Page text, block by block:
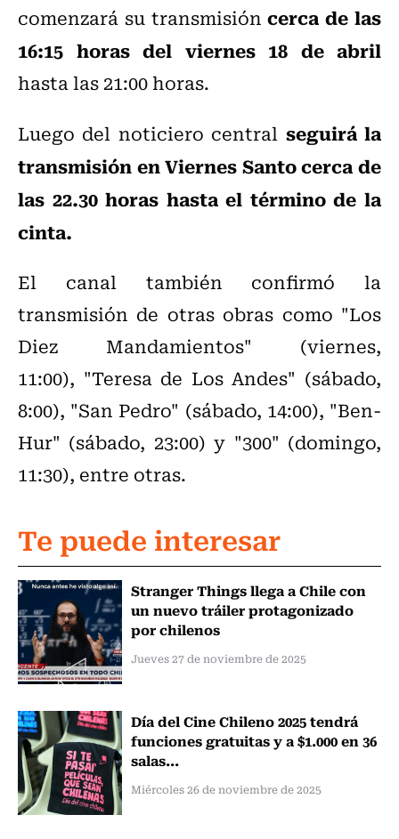
comenzará su transmisióncerca de las
16:15 horas del viernes 18 de abril
hasta las 21:00 horas.
Luego del noticiero central seguirá la
transmisión en Viernes Santo cerca de
las 22.30 horas hasta el término de la
cinta.
El canal también confirmó la
transmisión de otras obras como "Los
Diez Mandamientos" (viernes,
11:00), "Teresa de Los Andes" (sábado,
8:00), "San Pedro" (sábado, 14:00), "Ben-
Hur" (sábado, 23:00) y "300" (domingo,
11:30), entre otras.
Te puede interesar
Stranger Things llega a Chile con
un nuevo tráiler protagonizado
por chilenos
Jueves 27 de noviembre de 2025
Día del Cine Chileno 2025 tendrá
funciones gratuitas y a $1.000 en 36
salas...
Miércoles 26 de noviembre de 2025